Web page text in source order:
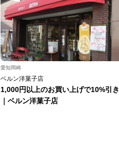
愛知岡崎
ベルン洋菓子店
1,000円以上のお買い上げで10%引き
｜ベルン洋菓子店